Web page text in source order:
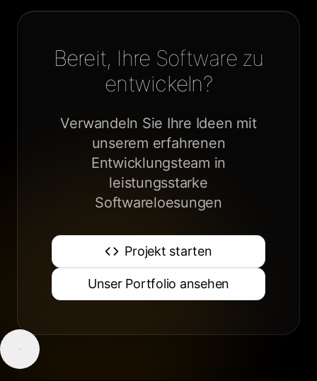
Bereit, Ihre Software zu
entwickeln?
Verwandeln Sie Ihre Ideen mit
unserem erfahrenen
Entwicklungsteam in
leistungsstarke
Softwareloesungen
Projekt starten
Unser Portfolio ansehen